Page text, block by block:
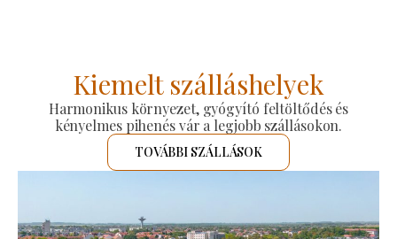
Kiemelt szálláshelyek
Harmonikus környezet, gyógyító feltöltődés és
kényelmes pihenés vár a legjobb szállásokon.
TOVÁBBI SZÁLLÁSOK